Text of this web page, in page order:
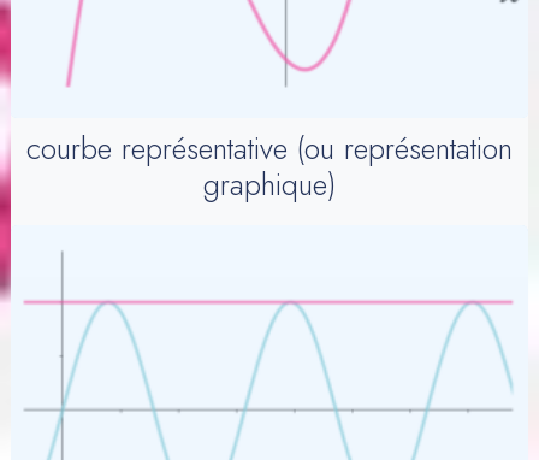
courbe représentative (ou représentation
graphique)